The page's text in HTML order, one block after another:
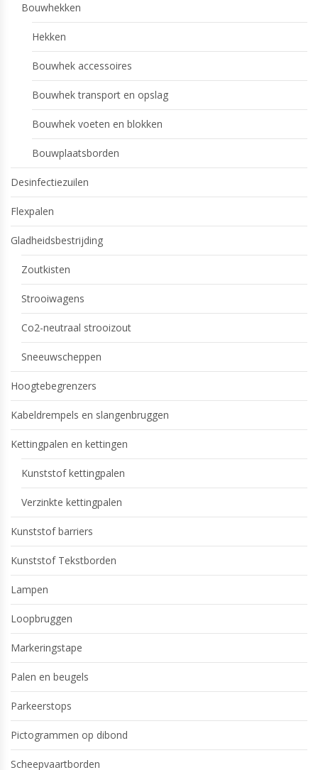
Bouwhekken
Hekken
Bouwhek accessoires
Bouwhek transport en opslag
Bouwhek voeten en blokken
Bouwplaatsborden
Desinfectiezuilen
Flexpalen
Gladheidsbestrijding
Zoutkisten
Strooiwagens
Co2-neutraal strooizout
Sneeuwscheppen
Hoogtebegrenzers
Kabeldrempels en slangenbruggen
Kettingpalen en kettingen
Kunststof kettingpalen
Verzinkte kettingpalen
Kunststof barriers
Kunststof Tekstborden
Lampen
Loopbruggen
Markeringstape
Palen en beugels
Parkeerstops
Pictogrammen op dibond
Scheepvaartborden